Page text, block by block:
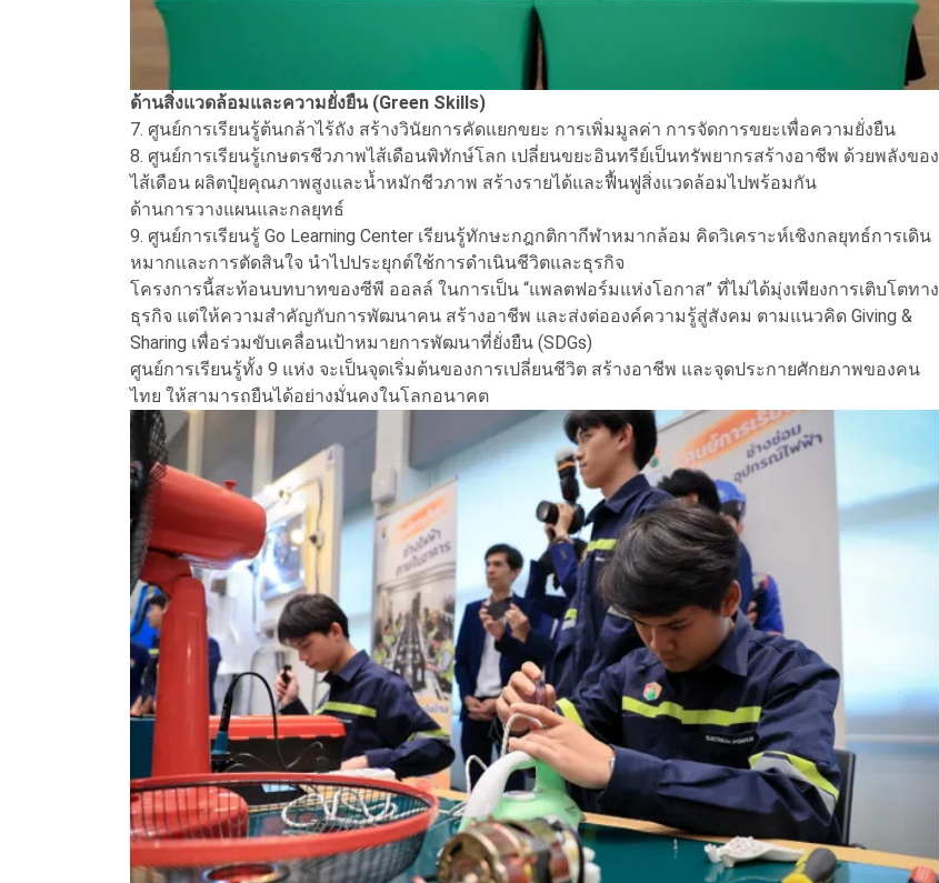
ด้านสิ่งแวดล้อมและความยั่งยืน (Green Skills)
7. ศูนย์การเรียนรู้ต้นกล้าไร้ถัง สร้างวินัยการคัดแยกขยะ การเพิ่มมูลค่า การจัดการขยะเพื่อความยั่งยืน
8. ศูนย์การเรียนรู้เกษตรชีวภาพไส้เดือนพิทักษ์โลก เปลี่ยนขยะอินทรีย์เป็นทรัพยากรสร้างอาชีพ ด้วยพลังของ
ไส้เดือน ผลิตปุ๋ยคุณภาพสูงและน้ำหมักชีวภาพ สร้างรายได้และฟื้นฟูสิ่งแวดล้อมไปพร้อมกัน
ด้านการวางแผนและกลยุทธ์
9. ศูนย์การเรียนรู้ Go Learning Center เรียนรู้ทักษะกฎกติกากีฬาหมากล้อม คิดวิเคราะห์เชิงกลยุทธ์การเดิน
หมากและการตัดสินใจ นำไปประยุกต์ใช้การดำเนินชีวิตและธุรกิจ
โครงการนี้สะท้อนบทบาทของซีพี ออลล์ ในการเป็น “แพลตฟอร์มแห่งโอกาส” ที่ไม่ได้มุ่งเพียงการเติบโตทาง
ธุรกิจ แต่ให้ความสำคัญกับการพัฒนาคน สร้างอาชีพ และส่งต่อองค์ความรู้สู่สังคม ตามแนวคิด Giving &
Sharing เพื่อร่วมขับเคลื่อนเป้าหมายการพัฒนาที่ยั่งยืน (SDGs)
ศูนย์การเรียนรู้ทั้ง 9 แห่ง จะเป็นจุดเริ่มต้นของการเปลี่ยนชีวิต สร้างอาชีพ และจุดประกายศักยภาพของคน
ไทย ให้สามารถยืนได้อย่างมั่นคงในโลกอนาคต